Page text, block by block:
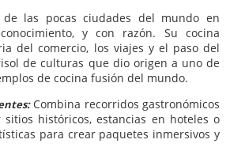
las pocas ciudades del mundo en
y con razón. Su cocina
del comercio, los viajes y el paso del
de culturas que dio origen a uno de
de cocina fusión del mundo.
Combina recorridos gastronómicos
sitios históricos, estancias en hoteles o
para crear paquetes inmersivos y